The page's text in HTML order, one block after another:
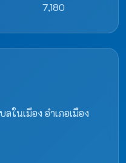
7,180
ในเมือง อำเภอเมือง